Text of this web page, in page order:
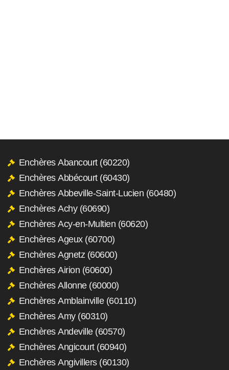
Enchères Abancourt (60220)
Enchères Abbécourt (60430)
Enchères Abbeville-Saint-Lucien (60480)
Enchères Achy (60690)
Enchères Acy-en-Multien (60620)
Enchères Ageux (60700)
Enchères Agnetz (60600)
Enchères Airion (60600)
Enchères Allonne (60000)
Enchères Amblainville (60110)
Enchères Amy (60310)
Enchères Andeville (60570)
Enchères Angicourt (60940)
Enchères Angivillers (60130)